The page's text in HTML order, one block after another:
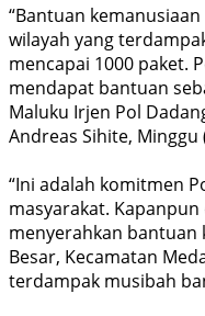
“Bantuan
wilayah yang
mencapai 1000 paket.
mendapat bantuan
Maluku Irjen Pol
Andreas Sihite, Minggu
“Ini adalah komitmen
masyarakat.
menyerahkan bantuan
Besar, Kecamatan
terdampak musibah